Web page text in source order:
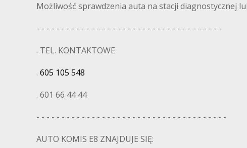
Możliwość sprawdzenia auta na stacji diagnostycznej
- - - - - - - - - - - - - - - - - - - - - - - - - - - - - - - - - - - - -
. TEL. KONTAKTOWE
. 605 105 548
. 601 66 44 44
- - - - - - - - - - - - - - - - - - - - - - - - - - - - - - - - - - - - - -
AUTO KOMIS E8 ZNAJDUJE SIĘ: